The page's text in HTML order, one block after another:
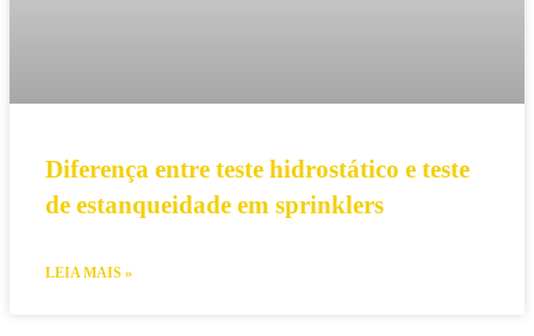
Diferença entre teste hidrostático e teste
de estanqueidade em sprinklers
LEIA MAIS »